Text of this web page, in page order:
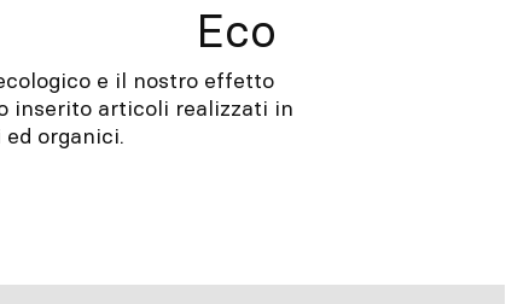
Eco
e il nostro effetto
inserito articoli realizzati in
organici.